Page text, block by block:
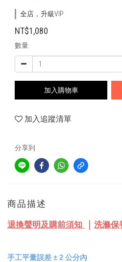
全店，升級VIP
NT$1,080
數量
加入購物車
加入追蹤清單
分享到
商品描述
退換聲明及購前須知 洗滌保
手工平量誤差 ± 2 公分內